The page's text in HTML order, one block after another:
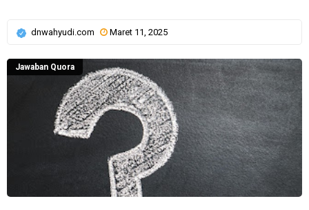
dnwahyudi.com Maret 11, 2025
Jawaban Quora